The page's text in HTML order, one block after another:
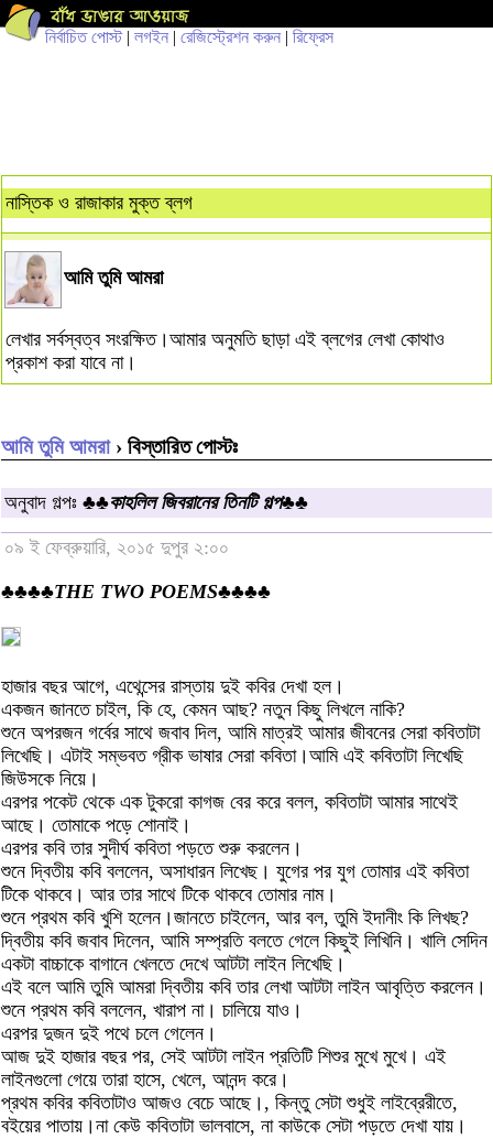
নির্বাচিত পোস্ট| লগইন | রেজিস্ট্রেশন করুন | রিফ্রেস
নাস্তিক ও রাজাকার মুক্ত ব্লগ
আমি তুমি আমরা
লেখার সর্বস্বত্ব সংরক্ষিত।আমার অনুমতি ছাড়া এই ব্লগের লেখা কোথাও
প্রকাশ করা যাবে না।
আমি তুমি আমরা› বিস্তারিত পোস্টঃ
অনুবাদ গল্পঃ ♣♣কাহলিল জিবরানের তিনটি গল্প♣♣
০৯ ই ফেব্রুয়ারি, ২০১৫ দুপুর ২:০০
♣♣♣♣THE TWO POEMS♣♣♣♣
হাজার বছর আগে, এথেন্সের রাস্তায় দুই কবির দেখা হল।
একজন জানতে চাইল, কি হে, কেমন আছ? নতুন কিছু লিখলে নাকি?
শুনে অপরজন গর্বের সাথে জবাব দিল, আমি মাত্রই আমার জীবনের সেরা কবিতাটা
লিখেছি। এটাই সম্ভবত গ্রীক ভাষার সেরা কবিতা।আমি এই কবিতাটা লিখেছি
জিউসকে নিয়ে।
এরপর পকেট থেকে এক টুকরো কাগজ বের করে বলল, কবিতাটা আমার সাথেই
আছে। তোমাকে পড়ে শোনাই।
এরপর কবি তার সুদীর্ঘ কবিতা পড়তে শুরু করলেন।
শুনে দ্বিতীয় কবি বললেন, অসাধারন লিখেছ। যুগের পর যুগ তোমার এই কবিতা
টিকে থাকবে। আর তার সাথে টিকে থাকবে তোমার নাম।
শুনে প্রথম কবি খুশি হলেন।জানতে চাইলেন, আর বল, তুমি ইদানীং কি লিখছ?
দ্বিতীয় কবি জবাব দিলেন, আমি সম্প্রতি বলতে গেলে কিছুই লিখিনি। খালি সেদিন
একটা বাচ্চাকে বাগানে খেলতে দেখে আটটা লাইন লিখেছি।
এই বলে আমি তুমি আমরা দ্বিতীয় কবি তার লেখা আটটা লাইন আবৃত্তি করলেন।
শুনে প্রথম কবি বললেন, খারাপ না। চালিয়ে যাও।
এরপর দুজন দুই পথে চলে গেলেন।
আজ দুই হাজার বছর পর, সেই আটটা লাইন প্রতিটি শিশুর মুখে মুখে। এই
লাইনগুলো গেয়ে তারা হাসে, খেলে, আনন্দ করে।
প্রথম কবির কবিতাটাও আজও বেচে আছে।, কিন্তু সেটা শুধুই লাইব্রেরীতে,
বইয়ের পাতায়।না কেউ কবিতাটা ভালবাসে, না কাউকে সেটা পড়তে দেখা যায়।